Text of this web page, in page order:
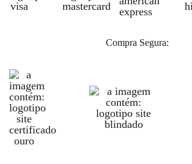
Compra Segura: